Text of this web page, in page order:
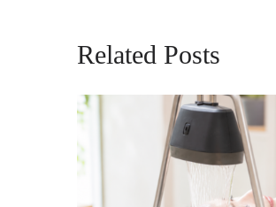
Related Posts